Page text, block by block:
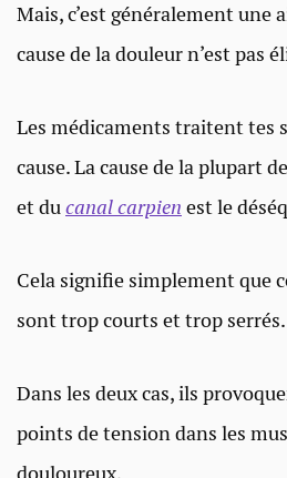
Mais, c’est généralement une
cause de la douleur n’est pas
Les médicaments traitent tes
cause. La cause de la plupart
et ducanal carpien est le
Cela signifie simplement que
sont trop courts et trop serrés.
Dans les deux cas, ils
points de tension dans les